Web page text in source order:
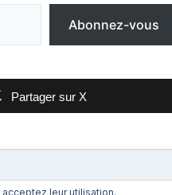
Abonnez-vous
Partager sur X
leur utilisation.